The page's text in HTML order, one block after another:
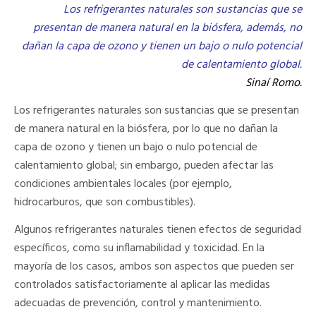
Los refrigerantes naturales son sustancias que se
presentan de manera natural en la biósfera, además, no
dañan la capa de ozono y tienen un bajo o nulo potencial
de calentamiento global.
Sinaí Romo.
Los refrigerantes naturales son sustancias que se presentan
de manera natural en la biósfera, por lo que no dañan la
capa de ozono y tienen un bajo o nulo potencial de
calentamiento global; sin embargo, pueden afectar las
condiciones ambientales locales (por ejemplo,
hidrocarburos, que son combustibles).
Algunos refrigerantes naturales tienen efectos de seguridad
específicos, como su inflamabilidad y toxicidad. En la
mayoría de los casos, ambos son aspectos que pueden ser
controlados satisfactoriamente al aplicar las medidas
adecuadas de prevención, control y mantenimiento.